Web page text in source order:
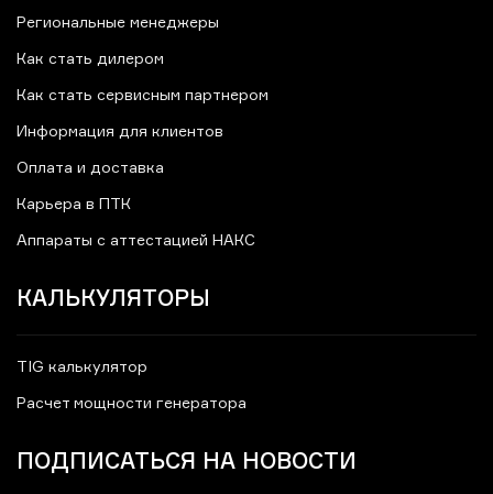
Региональные менеджеры
Как стать дилером
Как стать сервисным партнером
Информация для клиентов
Оплата и доставка
Карьера в ПТК
Аппараты с аттестацией НАКС
КАЛЬКУЛЯТОРЫ
TIG калькулятор
Расчет мощности генератора
ПОДПИСАТЬСЯ НА НОВОСТИ